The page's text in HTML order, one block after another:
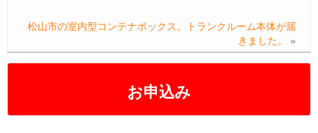
お申込み
o
o
n
k
松山市の室内型コンテナボックス。トランクルーム本体が届
きました。
»